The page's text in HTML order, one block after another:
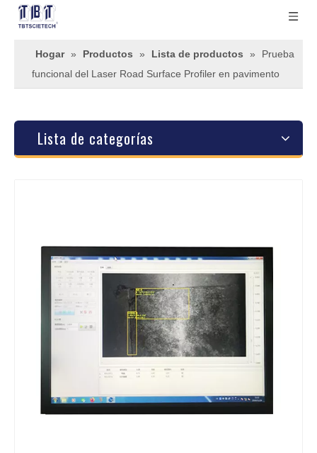
Hogar » Productos » Lista de productos »
Prueba
funcional del Laser Road Surface Profiler en pavimento
Lista de categorías